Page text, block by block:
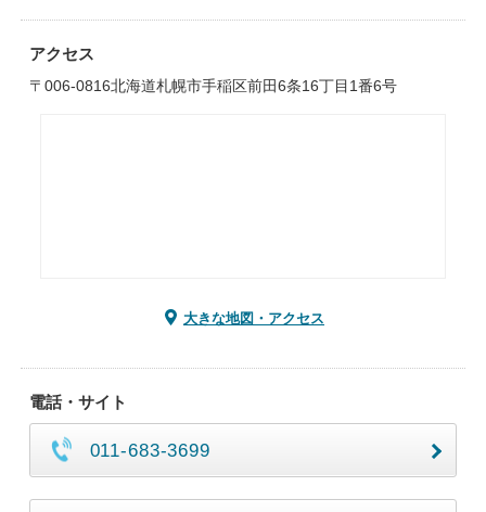
アクセス
〒006-0816北海道札幌市手稲区前田6条16丁目1番6号
大きな地図・アクセス
電話・サイト
011-683-3699